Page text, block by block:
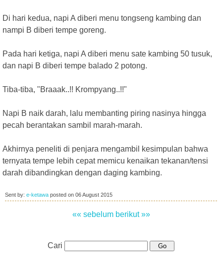
Di hari kedua, napi A diberi menu tongseng kambing dan
nampi B diberi tempe goreng.
Pada hari ketiga, napi A diberi menu sate kambing 50 tusuk,
dan napi B diberi tempe balado 2 potong.
Tiba-tiba, "Braaak..!! Krompyang..!!"
Napi B naik darah, lalu membanting piring nasinya hingga
pecah berantakan sambil marah-marah.
Akhirnya peneliti di penjara mengambil kesimpulan bahwa
ternyata tempe lebih cepat memicu kenaikan tekanan/tensi
darah dibandingkan dengan daging kambing.
Sent by: e-ketawa posted on 06 August 2015
«« sebelum berikut »»
Cari